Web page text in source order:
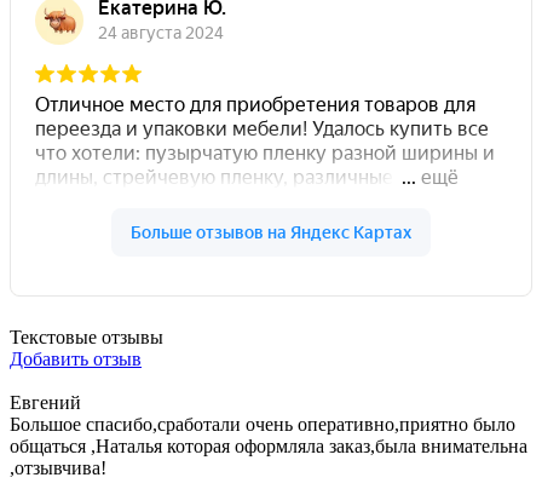
Текстовые отзывы
Добавить отзыв
Евгений
Большое спасибо,сработали очень оперативно,приятно было
общаться ,Наталья которая оформляла заказ,была внимательна
,отзывчива!